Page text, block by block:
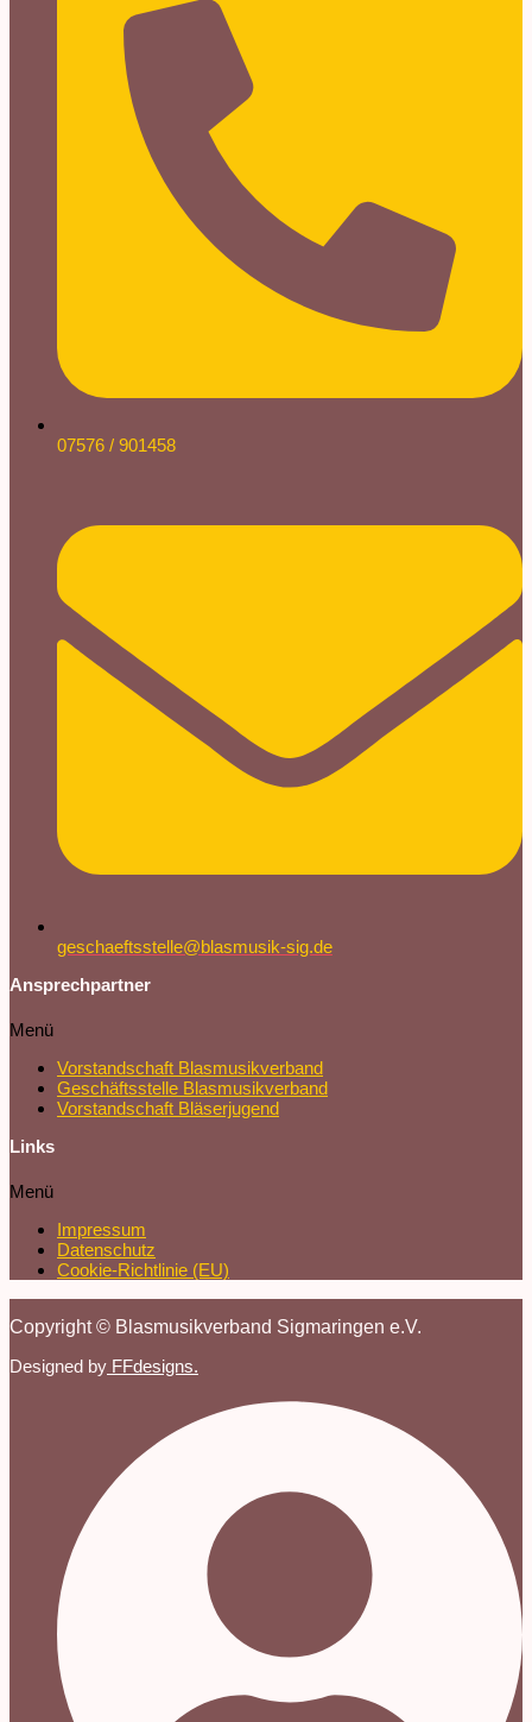
07576 / 901458
geschaeftsstelle@blasmusik-sig.de
Ansprechpartner
Menü
Vorstandschaft Blasmusikverband
Geschäftsstelle Blasmusikverband
Vorstandschaft Bläserjugend
Links
Menü
Impressum
Datenschutz
Cookie-Richtlinie (EU)
Copyright © Blasmusikverband Sigmaringen e.V.
Designed by FFdesigns.